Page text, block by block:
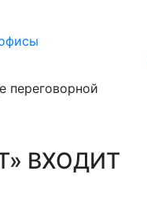
переговорной
ВХОДИТ